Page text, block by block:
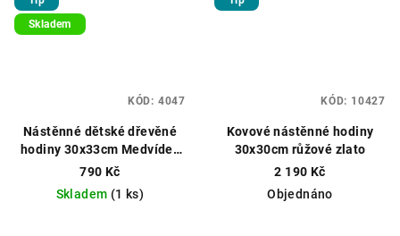
Skladem
Nástěnné dětské dřevěné
hodiny 30x33cm Medvídek
fialový
790 Kč
Skladem (1 ks)
KÓD: 4047
Kovové nástěnné hodiny
30x30cm růžové zlato
2 190 Kč
Objednáno
KÓD: 10427